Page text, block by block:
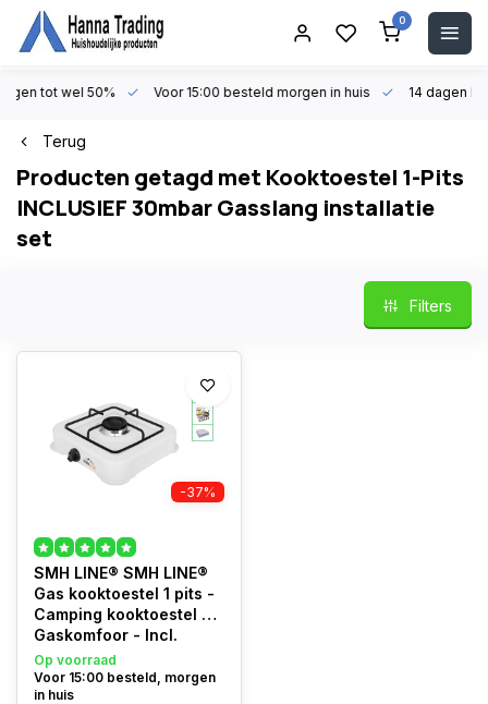
0
tot wel 50% Voor 15:00 besteld morgen in huis 14 dagen
Terug
Producten getagd met Kooktoestel 1-Pits
INCLUSIEF 30mbar Gasslang installatie
set
Filters
-37%
SMH LINE® SMH LINE®
Gas kooktoestel 1 pits -
Camping kooktoestel -
Gaskomfoor - Incl.
Gasslang set
Op voorraad
Voor 15:00 besteld, morgen
in huis